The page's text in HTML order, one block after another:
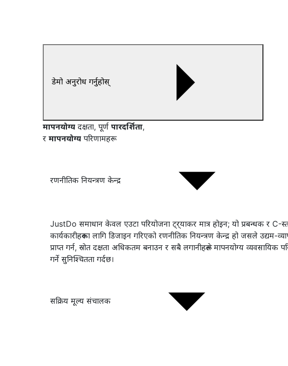
डेमो अनुरोध गर्नुहोस्
मापनयोग्य दक्षता, पूर्ण पारदर्शिता,
र मापनयोग्य परिणामहरू
रणनीतिक नियन्त्रण केन्द्र
JustDo समाधान केवल एउटा परियोजना ट्र्याकर मात्र होइन; यो प्रबन्धक र C-
कार्यकारीहरूका लागि डिजाइन गरिएको रणनीतिक नियन्त्रण केन्द्र हो जसले उद्यम-
प्राप्त गर्न, स्रोत दक्षता अधिकतम बनाउन र सबै लगानीहरूले मापनयोग्य व्यवसायिक
गर्ने सुनिश्चितता गर्दछ।
सक्रिय मूल्य संचालक